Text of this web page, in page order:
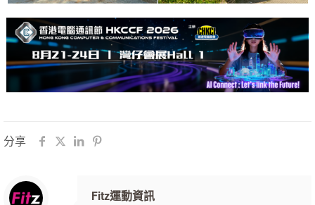
分享
Fitz運動資訊